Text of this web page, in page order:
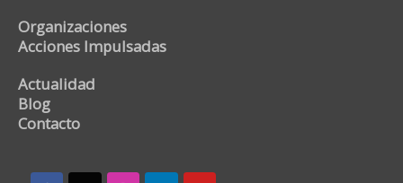
Organizaciones
Acciones Impulsadas
Actualidad
Blog
Contacto